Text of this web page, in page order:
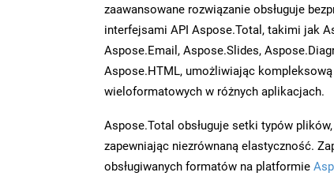
zaawansowane rozwiązanie obsługuje
interfejsami API Aspose.Total, takimi jak
Aspose.Email, Aspose.Slides,
Aspose.HTML, umożliwiając
wieloformatowych w różnych aplikacjach.
Aspose.Total obsługuje setki typów
zapewniając niezrównaną elastyczność.
obsługiwanych formatów na platformie